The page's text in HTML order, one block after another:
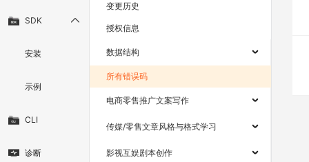
SDK
安装
示例
CLI
诊断
变更历史
授权信息
数据结构
所有错误码
电商零售推广文案写作
传媒/零售文章风格与格式学习
影视互娱剧本创作